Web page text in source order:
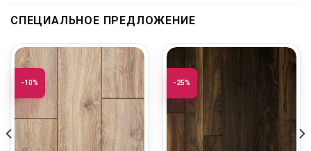
СПЕЦИАЛЬНОЕ ПРЕДЛОЖЕНИЕ
-10% -25%